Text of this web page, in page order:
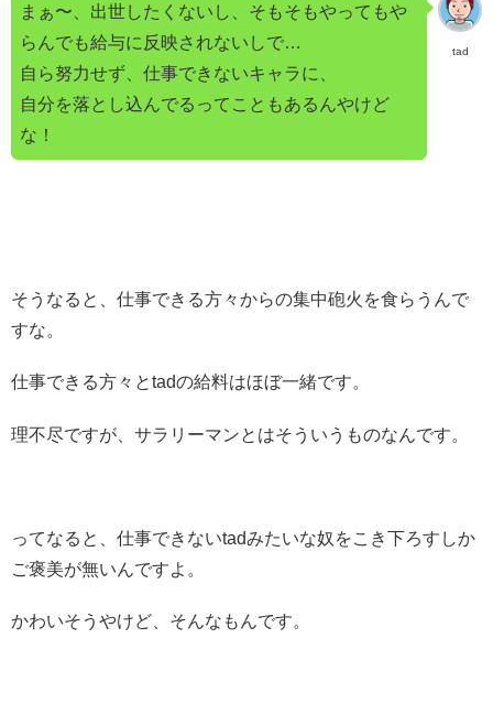
tad
まぁ〜、出世したくないし、そもそもやってもや
らんでも給与に反映されないしで…
自ら努力せず、仕事できないキャラに、
自分を落とし込んでるってこともあるんやけど
な！
そうなると、仕事できる方々からの集中砲火を食らうんで
すな。
仕事できる方々とtadの給料はほぼ一緒です。
理不尽ですが、サラリーマンとはそういうものなんです。
ってなると、仕事できないtadみたいな奴をこき下ろすしか
ご褒美が無いんですよ。
かわいそうやけど、そんなもんです。